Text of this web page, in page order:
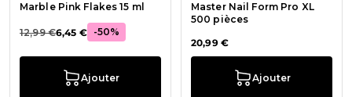
Marble Pink Flakes 15 ml
12,99 €6,45 € -50%
Ajouter
Master Nail Form Pro XL
500 pièces
20,99 €
Ajouter